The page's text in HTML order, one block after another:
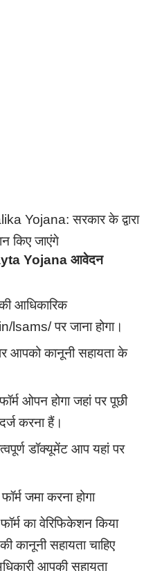
Yojana: सरकार के द्वारा
किए जाएंगे
Yojana आवेदन
आधिकारिक
पर जाना होगा।
आपको कानूनी सहायता के
ओपन होगा जहां पर पूछी
करना हैं।
डॉक्यूमेंट आप यहां पर
जमा करना होगा
का वेरिफिकेशन किया
कानूनी सहायता चाहिए
आपकी सहायता